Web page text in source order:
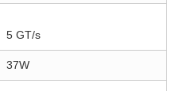
5 GT/s
37W